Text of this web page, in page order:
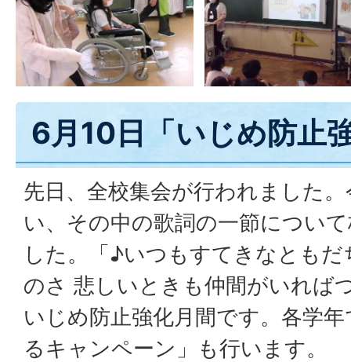
6月10日「いじめ防止
先日、全校集会が行われました
い、その中の歌詞の一節につい
した。「♪いつもすてきなとも
のさ 悲しいときも仲間がいれば
いじめ防止強化月間です。各学
るキャンペーン」も行います。